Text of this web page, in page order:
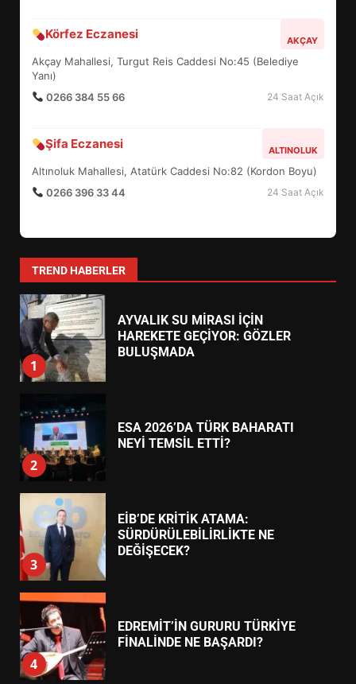
Körfez Eczanesi AKÇAY
Akçay Mahallesi, Turgut Reis Caddesi No:45 (Belediye
Yanı)
0266 384 55 66
24 Saat Açık
Şifa Eczanesi ALTINOLUK
Altınoluk Mahallesi, Atatürk Caddesi No:82 (Kordon Boyu)
0266 396 33 44
24 Saat Açık
TREND HABERLER
5
BALIKESİR MÜZELERİNDE SÜRE
6
TURNUVASI KAYITLARI NEYİ
DEĞİŞTİRİYOR?
7
YENİ YÖNETİM NASIL
1
AYVALIK SU MİRASI İÇİN
HAREKETE GEÇİYOR: GÖZLER
BULUŞMADA
2
ESA 2026’DA TÜRK BAHARATI
NEYİ TEMSİL ETTİ?
3
EİB’DE KRİTİK ATAMA:
SÜRDÜRÜLEBİLİRLİKTE NE
DEĞİŞECEK?
4
EDREMİT’İN GURURU TÜRKİYE
FİNALİNDE NE BAŞARDI?